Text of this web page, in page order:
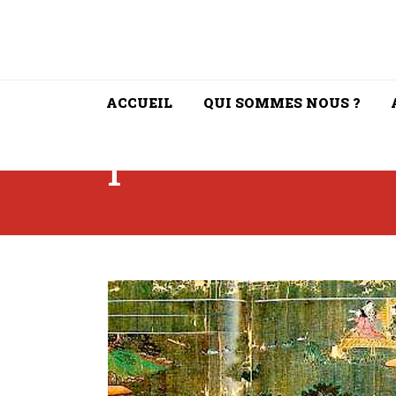
ACCUEIL QUI SOMMES NOUS ?
1